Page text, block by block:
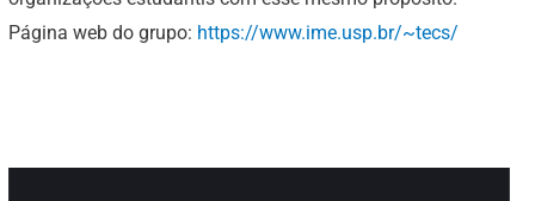
Página web do grupo: https://www.ime.usp.br/~tecs/